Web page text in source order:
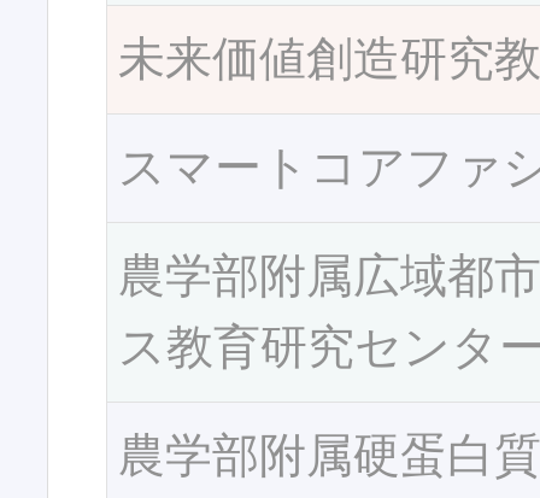
未来価値創造研究
スマートコアファ
農学部附属広域都
ス教育研究センタ
農学部附属硬蛋白